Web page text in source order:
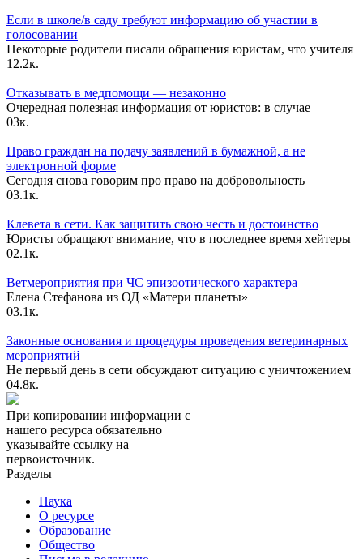
Если в школе/в саду требуют информацию об участии в
голосовании
Некоторые родители писали обращения юристам, что учителя
1 2.2к.
Отказывать в медпомощи — незаконно
Очередная полезная информация от юристов: в случае
03к.
Право граждан на подачу заявлений в бумажной, а не
электронной форме
Сегодня снова говорим про право на добровольность
03.1к.
Клевета в сети. Как защитить свою честь и достоинство
Юристы обращают внимание, что в последнее время хейтеры
02.1к.
Ветмероприятия при ЧС эпизоотического характера
Елена Стефанова из ОД «Матери планеты»
03.1к.
Законные основания и процедуры проведения ветеринарных
мероприятий
Не первый день в сети обсуждают ситуацию с уничтожением
04.8к.
При копировании информации с
нашего ресурса обязательно
указывайте ссылку на
первоисточник.
Разделы
Наука
О ресурсе
Образование
Общество